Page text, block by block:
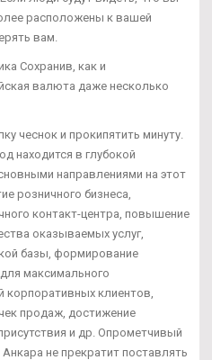
расположены к вашей
вам.
Сохранив, как и
валюта даже несколько
чеснок и прокипятить минуту.
находится в глубокой
направлениями на этот
розничного бизнеса,
контакт-центра, повышение
оказываемых услуг,
базы, формирование
максимального
корпоративных клиентов,
продаж, достижение
и др. Опрометчивый
не прекратит поставлять